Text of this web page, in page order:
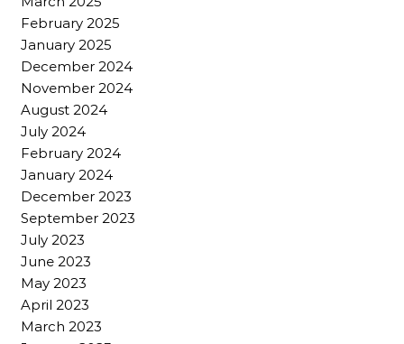
February 2025
January 2025
December 2024
November 2024
August 2024
July 2024
February 2024
January 2024
December 2023
September 2023
July 2023
June 2023
May 2023
April 2023
March 2023